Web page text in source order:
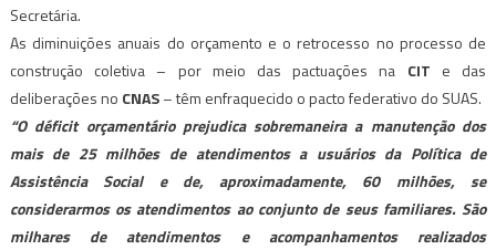
Secretária.
As diminuições anuais do orçamento e o retrocesso no processo de
construção coletiva – por meio das pactuações na CIT e das
deliberações no CNAS– têm enfraquecido o pacto federativo do SUAS.
“O déficit orçamentário prejudica sobremaneira a manutenção dos
mais de 25 milhões de atendimentos a usuários da Política de
Assistência Social e de, aproximadamente, 60 milhões, se
considerarmos os atendimentos ao conjunto de seus familiares. São
milhares de atendimentos e acompanhamentos realizados